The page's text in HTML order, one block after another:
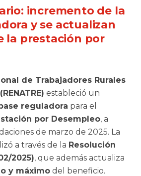
incremento de la
y se actualizan
la prestación por
de Trabajadores Rurales
estableció un
reguladora para el
por Desempleo, a
de marzo de 2025. La
a través de la Resolución
2025), que además actualiza
y máximo del beneficio.